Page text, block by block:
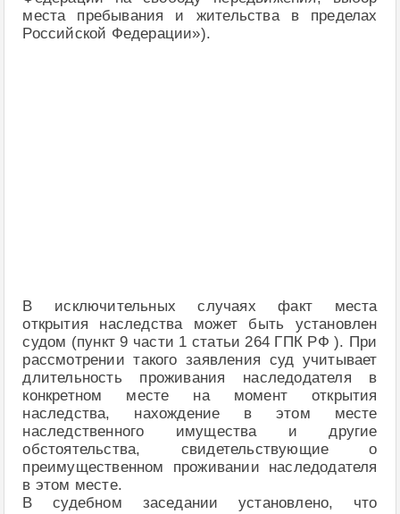
места пребывания и жительства в пределах
Российской Федерации»).
В исключительных случаях факт места
открытия наследства может быть установлен
судом (пункт 9 части 1 статьи 264 ГПК РФ ). При
рассмотрении такого заявления суд учитывает
длительность проживания наследодателя в
конкретном месте на момент открытия
наследства, нахождение в этом месте
наследственного имущества и другие
обстоятельства, свидетельствующие о
преимущественном проживании наследодателя
в этом месте.
В судебном заседании установлено, что